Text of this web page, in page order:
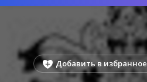
Добавить в избранное